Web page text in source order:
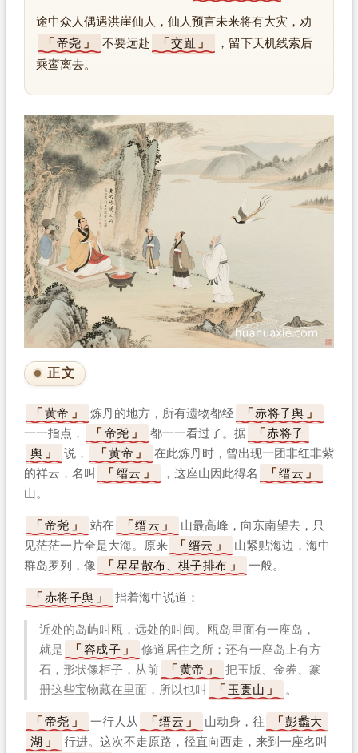
途中众人偶遇洪崖仙人，仙人预言未来将有大灾，劝
帝尧
不要远赴 交趾
，留下天机线索后
乘鸾离去。
正文
黄帝 炼丹的地方，所有遗物都经
赤将子舆
一一指点，
帝尧 都一一看过了。据
赤将子
舆
说， 黄帝
在此炼丹时，曾出现一团非红非紫
的祥云，名叫
缙云 ，这座山因此得名
缙云
山。
帝尧 站在 缙云
山最高峰，向东南望去，只
见茫茫一片全是大海。原来
缙云
山紧贴海边，海中
群岛罗列，像
星星散布、棋子排布 一般。
赤将子舆 指着海中说道：
近处的岛屿叫瓯，远处的叫闽。瓯岛里面有一座岛，
就是
容成子
修道居住之所；还有一座岛上有方
石，形状像柜子，从前
黄帝
把玉版、金券、篆
册这些宝物藏在里面，所以也叫
玉匮山 。
帝尧 一行人从 缙云 山动身，往
彭蠡大
湖
行进。这次不走原路，径直向西走，来到一座名叫